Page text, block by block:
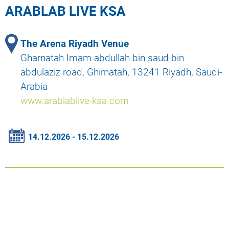
ARABLAB LIVE KSA
The Arena Riyadh Venue
Gharnatah Imam abdullah bin saud bin
abdulaziz road, Ghirnatah, 13241 Riyadh, Saudi-
Arabia
www.arablablive-ksa.com
14.12.2026 - 15.12.2026